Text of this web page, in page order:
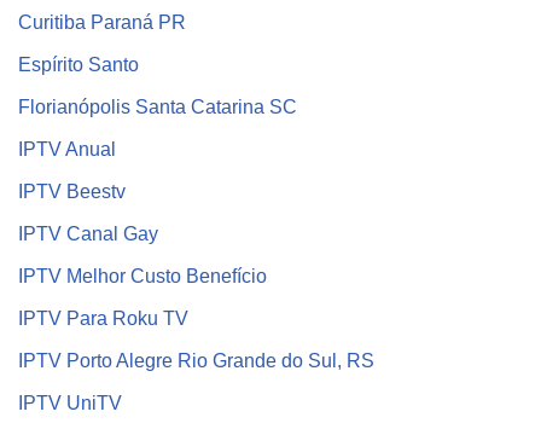
Curitiba Paraná PR
Espírito Santo
Florianópolis Santa Catarina SC
IPTV Anual
IPTV Beestv
IPTV Canal Gay
IPTV Melhor Custo Benefício
IPTV Para Roku TV
IPTV Porto Alegre Rio Grande do Sul, RS
IPTV UniTV